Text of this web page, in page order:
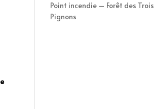
Point incendie – Forêt des Trois
Pignons